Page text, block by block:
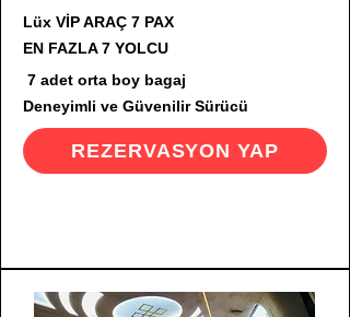
Lüx VİP ARAÇ 7 PAX
EN FAZLA 7 YOLCU
7 adet orta boy bagaj
Deneyimli ve Güvenilir Sürücü
REZERVASYON YAP